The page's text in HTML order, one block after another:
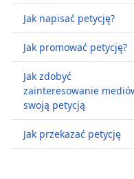
Jak napisać petycję?
Jak promować petycję?
Jak zdobyć
zainteresowanie
swoją petycją
Jak przekazać petycję